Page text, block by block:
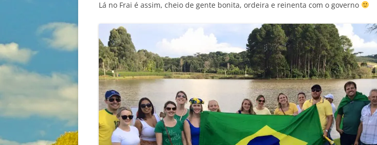
Lá no Frai é assim, cheio de gente bonita, ordeira e reinenta com o governo